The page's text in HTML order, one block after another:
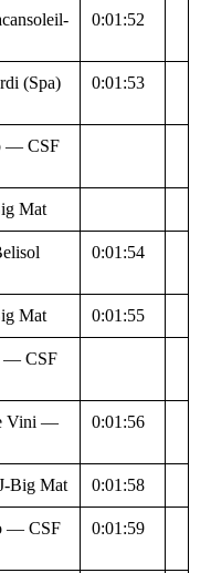
0:01:52
(Spa)
0:01:53
— CSF
Mat
0:01:54
Mat 0:01:55
— CSF
Vini —
0:01:56
Big Mat 0:01:58
— CSF
0:01:59